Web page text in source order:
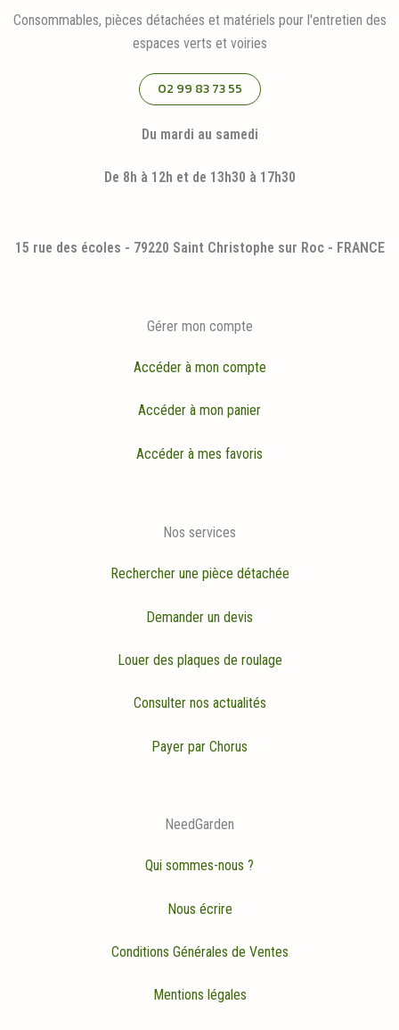
Consommables, pièces détachées et matériels pour l'entretien des
espaces verts et voiries
02 99 83 73 55
Du mardi au samedi
De 8h à 12h et de 13h30 à 17h30
15 rue des écoles - 79220 Saint Christophe sur Roc - FRANCE
Gérer mon compte
Accéder à mon compte
Accéder à mon panier
Accéder à mes favoris
Nos services
Rechercher une pièce détachée
Demander un devis
Louer des plaques de roulage
Consulter nos actualités
Payer par Chorus
NeedGarden
Qui sommes-nous ?
Nous écrire
Conditions Générales de Ventes
Mentions légales